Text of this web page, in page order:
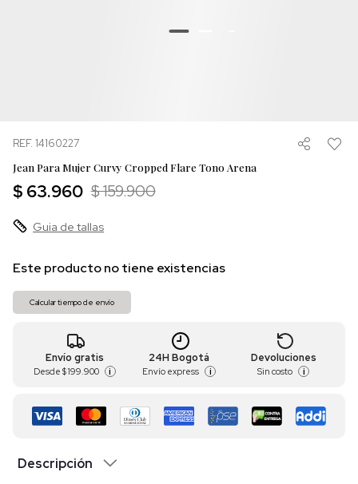
REF. 14160227
Jean Para Mujer Curvy Cropped Flare Tono Arena
$ 63.960 $ 159.900
Guia de tallas
Este producto no tiene existencias
Calcular tiempo de envío
Envío gratis
Desde $ 199.900 i
24H Bogotá
Envío express i
Devoluciones
Sin costo i
Descripción